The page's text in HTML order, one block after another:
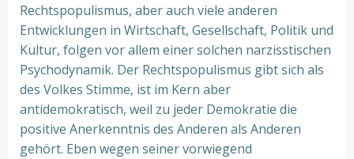
Rechtspopulismus, aber auch viele anderen
Entwicklungen in Wirtschaft, Gesellschaft, Politik und
Kultur, folgen vor allem einer solchen narzisstischen
Psychodynamik. Der Rechtspopulismus gibt sich als
des Volkes Stimme, ist im Kern aber
antidemokratisch, weil zu jeder Demokratie die
positive Anerkenntnis des Anderen als Anderen
gehört. Eben wegen seiner vorwiegend